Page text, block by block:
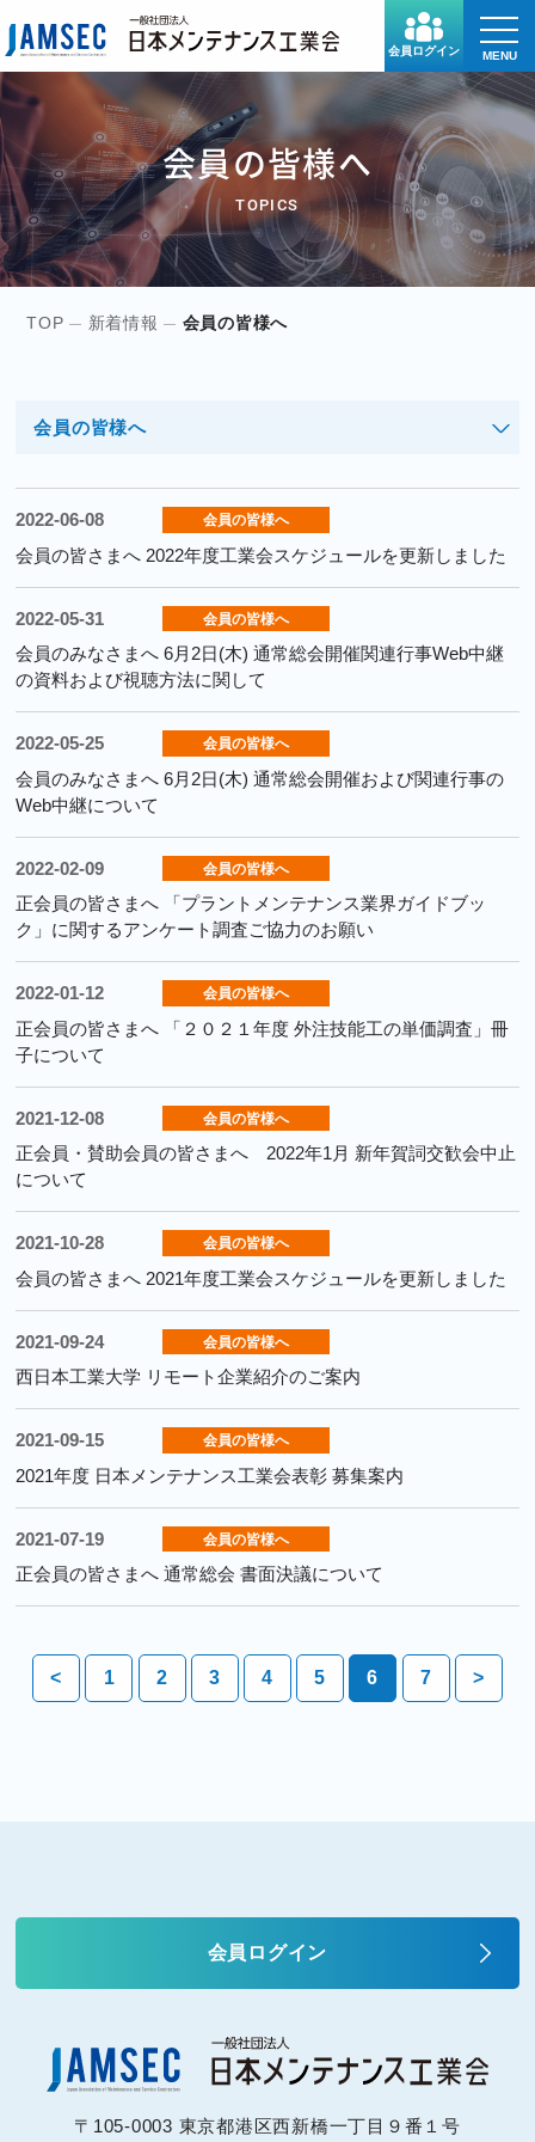
会員ログイン
toggle
MENU
会員の皆様へ
TOPICS
TOP 新着情報 会員の皆様へ
会員の皆様へ
2022-06-08 会員の皆様へ
会員の皆さまへ 2022年度工業会スケジュールを更新しました
2022-05-31 会員の皆様へ
会員のみなさまへ 6月2日(木) 通常総会開催関連行事Web中継
の資料および視聴方法に関して
2022-05-25 会員の皆様へ
会員のみなさまへ 6月2日(木) 通常総会開催および関連行事の
Web中継について
2022-02-09 会員の皆様へ
正会員の皆さまへ 「プラントメンテナンス業界ガイドブッ
ク」に関するアンケート調査ご協力のお願い
2022-01-12 会員の皆様へ
正会員の皆さまへ 「２０２１年度 外注技能工の単価調査」冊
子について
2021-12-08 会員の皆様へ
正会員・賛助会員の皆さまへ 2022年1月 新年賀詞交歓会中止
について
2021-10-28 会員の皆様へ
会員の皆さまへ 2021年度工業会スケジュールを更新しました
2021-09-24 会員の皆様へ
西日本工業大学 リモート企業紹介のご案内
2021-09-15 会員の皆様へ
2021年度 日本メンテナンス工業会表彰 募集案内
2021-07-19 会員の皆様へ
正会員の皆さまへ 通常総会 書面決議について
< 1 2 3 4 5 6 7 >
会員ログイン
〒105-0003 東京都港区西新橋一丁目９番１号